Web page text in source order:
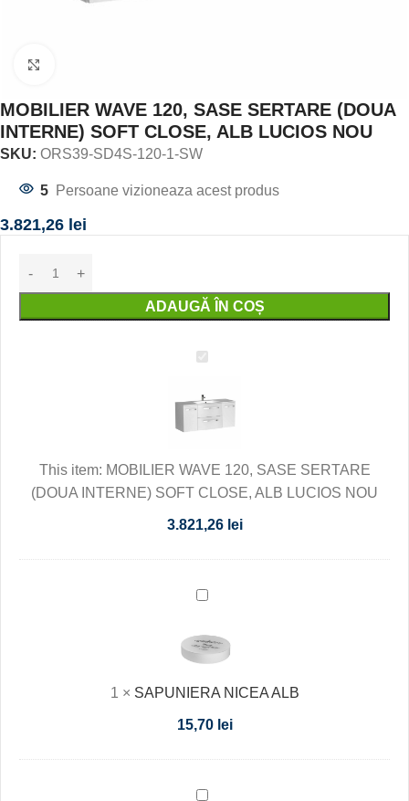
MOBILIER WAVE 120, SASE SERTARE (DOUA
INTERNE) SOFT CLOSE, ALB LUCIOS NOU
SKU: ORS39-SD4S-120-1-SW
5 Persoane vizioneaza acest produs
3.821,26 lei
ADAUGĂ ÎN COȘ
MOBILIER
120,
SASE
(DOUA
INTERNE)
SOFT
ALB
This item: MOBILIER WAVE 120, SASE SERTARE
(DOUA INTERNE) SOFT CLOSE, ALB LUCIOS NOU
3.821,26 lei
SAPUNIERA
ALB
1 × SAPUNIERA NICEA ALB
15,70 lei
LAVOAR